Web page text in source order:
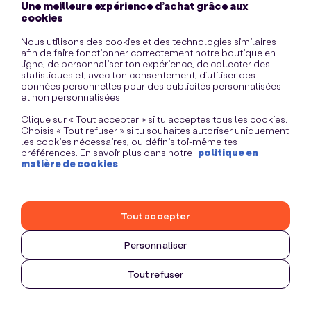
Une meilleure expérience d’achat grâce aux
cookies
Nous utilisons des cookies et des technologies similaires
afin de faire fonctionner correctement notre boutique en
ligne, de personnaliser ton expérience, de collecter des
statistiques et, avec ton consentement, d’utiliser des
données personnelles pour des publicités personnalisées
et non personnalisées.
Clique sur « Tout accepter » si tu acceptes tous les cookies.
Choisis « Tout refuser » si tu souhaites autoriser uniquement
les cookies nécessaires, ou définis toi-même tes
préférences. En savoir plus dans notre politique en
matière de cookies
Personnaliser
Tout refuser
Tout accepter